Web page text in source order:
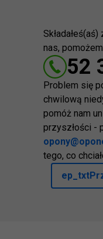
nas,
52
Problem się
chwilową
pomóż nam
przyszłości -
tego, co